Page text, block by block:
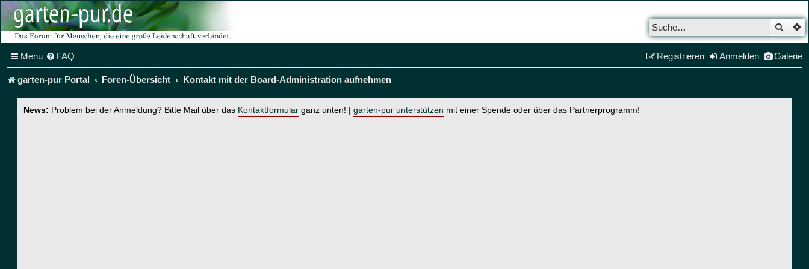
Menu FAQ Galerie
Anmelden
Registrieren
garten-pur Portal Foren-Übersicht Kontakt mit der Board-Administration aufnehmen
News: Problem bei der Anmeldung? Bitte Mail über das Kontaktformular ganz unten! | garten-pur unterstützen mit einer Spende oder über das Partnerprogramm!